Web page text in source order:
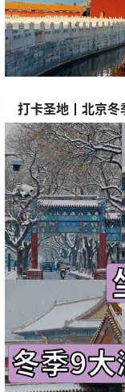
打卡圣地丨北京冬